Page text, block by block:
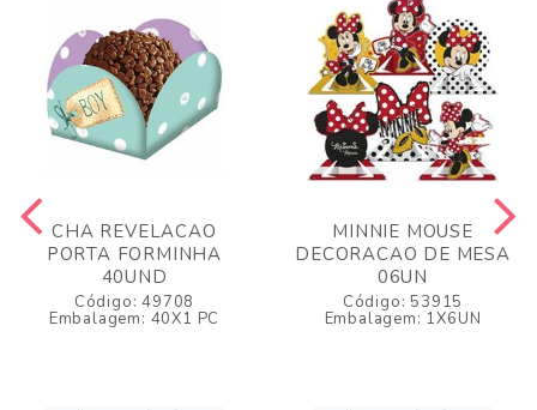
CHA REVELACAO
PORTA FORMINHA
40UND
Código: 49708
Embalagem: 40X1 PC
MINNIE MOUSE
DECORACAO DE MESA
06UN
Código: 53915
Embalagem: 1X6UN